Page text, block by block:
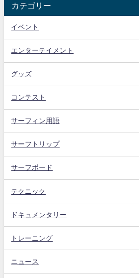
カテゴリー
イベント
エンターテイメント
グッズ
コンテスト
サーフィン用語
サーフトリップ
サーフボード
テクニック
ドキュメンタリー
トレーニング
ニュース